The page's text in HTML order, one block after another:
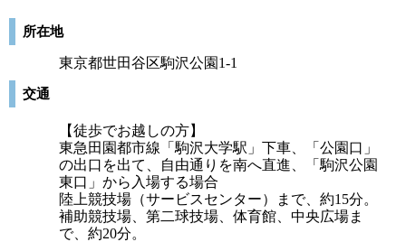
所在地
東京都世田谷区駒沢公園1-1
交通
【徒歩でお越しの方】
東急田園都市線「駒沢大学駅」下車、「公園口」
の出口を出て、自由通りを南へ直進、「駒沢公園
東口」から入場する場合
陸上競技場（サービスセンター）まで、約15分。
補助競技場、第二球技場、体育館、中央広場ま
で、約20分。